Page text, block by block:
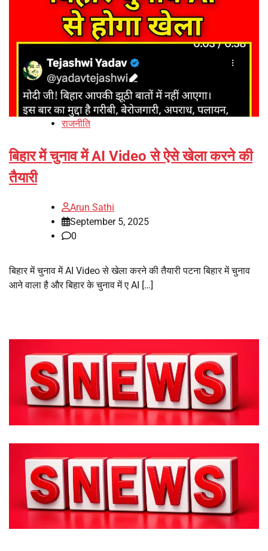
राजनीति
बिहार में चुनाव में AI Video से ऐसे खेला करने की
तैयारी
Arun Sathi
September 5, 2025
0
बिहार में चुनाव में AI Video से खेला करने की तैयारी पटना बिहार में चुनाव
आने वाला है और बिहार के चुनाव में ए AI […]